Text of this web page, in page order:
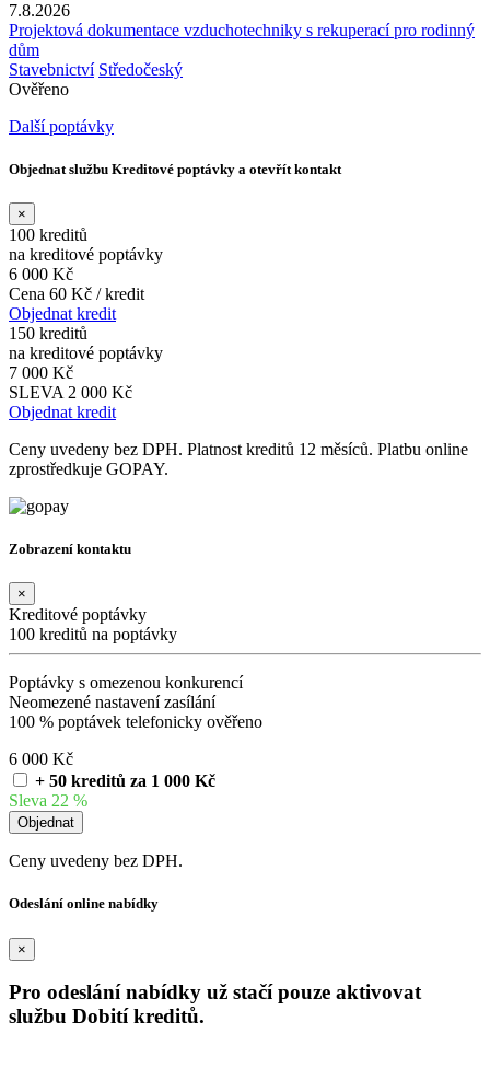
7.8.2026
Projektová dokumentace vzduchotechniky s rekuperací pro rodinný
dům
Stavebnictví Středočeský
Ověřeno
Další poptávky
Objednat službu Kreditové poptávky a otevřít kontakt
×
100 kreditů
na kreditové poptávky
6 000 Kč
Cena 60 Kč / kredit
Objednat kredit
150 kreditů
na kreditové poptávky
7 000 Kč
SLEVA 2 000 Kč
Objednat kredit
Ceny uvedeny bez DPH. Platnost kreditů 12 měsíců. Platbu online
zprostředkuje GOPAY.
Zobrazení kontaktu
×
Kreditové poptávky
100 kreditů na poptávky
Poptávky s omezenou konkurencí
Neomezené nastavení zasílání
100 % poptávek telefonicky ověřeno
6 000 Kč
+ 50 kreditů za 1 000 Kč
Sleva 22 %
Ceny uvedeny bez DPH.
Odeslání online nabídky
×
Pro odeslání nabídky už stačí pouze aktivovat
službu Dobití kreditů.